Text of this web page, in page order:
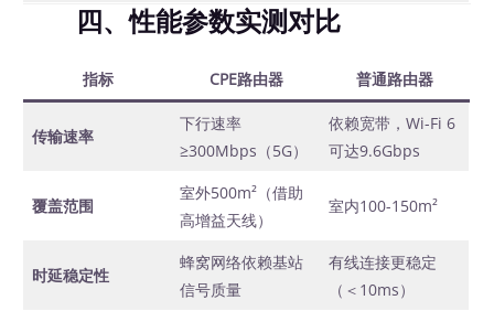
四、性能参数实测对比
指标 CPE路由器 普通路由器
传输速率
下行速率
≥300Mbps（5G）
依赖宽带，Wi-Fi 6
可达9.6Gbps
覆盖范围
室外500m²（借助
高增益天线）
室内100-150m²
时延稳定性
蜂窝网络依赖基站
信号质量
有线连接更稳定
（＜10ms）